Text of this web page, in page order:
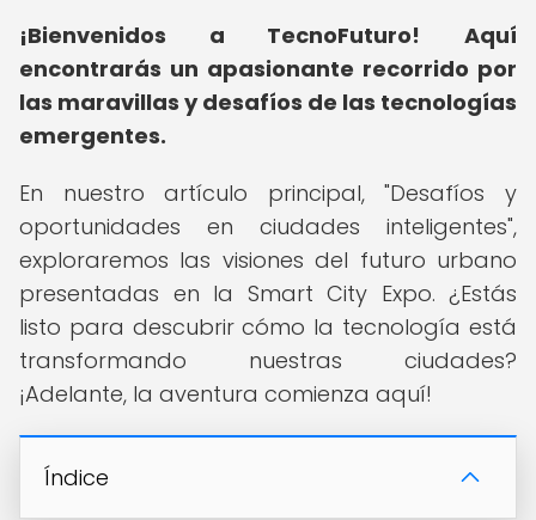
¡Bienvenidos a TecnoFuturo!
Aquí
encontrarás un apasionante recorrido por
las maravillas y desafíos de las tecnologías
emergentes.
En nuestro artículo principal, "Desafíos y
oportunidades en ciudades inteligentes",
exploraremos las visiones del futuro urbano
presentadas en la Smart City Expo. ¿Estás
listo para descubrir cómo la tecnología está
transformando nuestras ciudades?
¡Adelante, la aventura comienza aquí!
Índice